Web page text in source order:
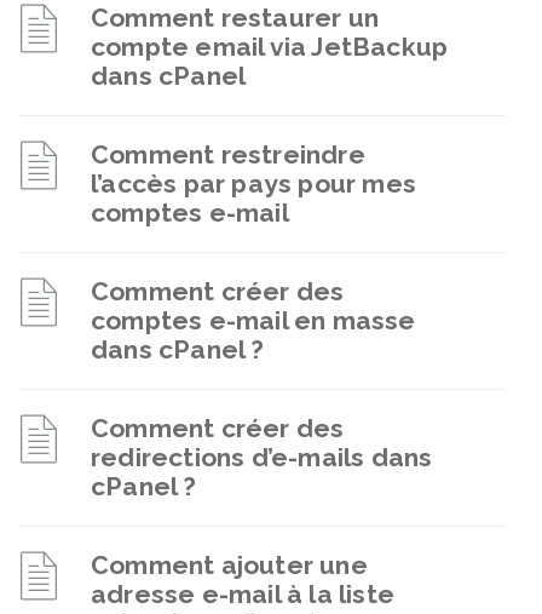
Comment restaurer un
compte email via JetBackup
dans cPanel
Comment restreindre
l’accès par pays pour mes
comptes e-mail
Comment créer des
comptes e-mail en masse
dans cPanel ?
Comment créer des
redirections d’e-mails dans
cPanel ?
Comment ajouter une
adresse e-mail à la liste